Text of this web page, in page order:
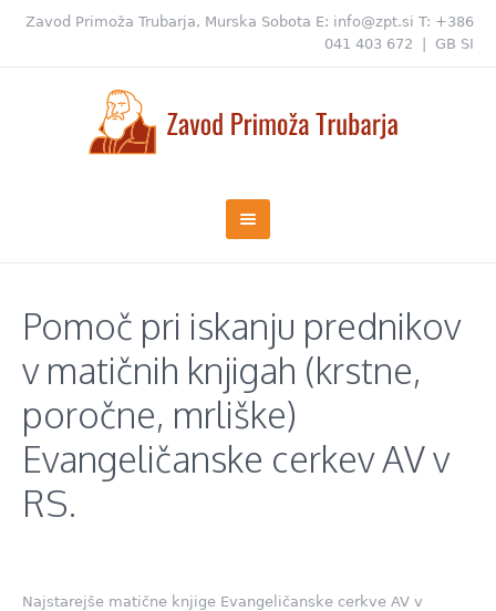
Zavod Primoža Trubarja, Murska Sobota E: info@zpt.si T: +386
041 403 672
GB SI
Pomoč pri iskanju prednikov
v matičnih knjigah (krstne,
poročne, mrliške)
Evangeličanske cerkev AV v
RS.
Najstarejše matične knjige Evangeličanske cerkve AV v